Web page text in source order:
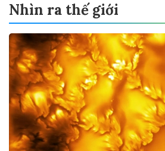
Nhìn ra thế giới